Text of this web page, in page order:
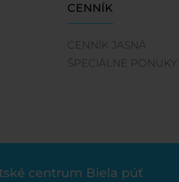
CENNÍK
CENNÍK JASNÁ
ŠPECIÁLNE PONUKY
centrum Biela púť